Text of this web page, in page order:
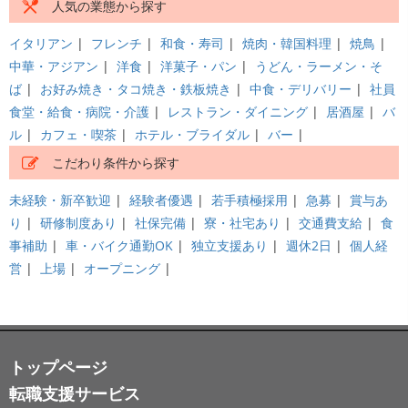
人気の業態から探す
イタリアン | フレンチ | 和食・寿司 | 焼肉・韓国料理 | 焼鳥 |
中華・アジアン | 洋食 | 洋菓子・パン |
うどん・ラーメン・そ
ば | お好み焼き・タコ焼き・鉄板焼き | 中食・デリバリー | 社員
食堂・給食・病院・介護 | レストラン・ダイニング | 居酒屋 | バ
ル | カフェ・喫茶 | ホテル・ブライダル | バー |
こだわり条件から探す
未経験・新卒歓迎 | 経験者優遇 | 若手積極採用 | 急募 | 賞与あ
り | 研修制度あり | 社保完備 | 寮・社宅あり | 交通費支給 | 食
事補助 | 車・バイク通勤OK | 独立支援あり | 週休2日 | 個人経
営 | 上場 | オープニング |
トップページ
転職支援サービス